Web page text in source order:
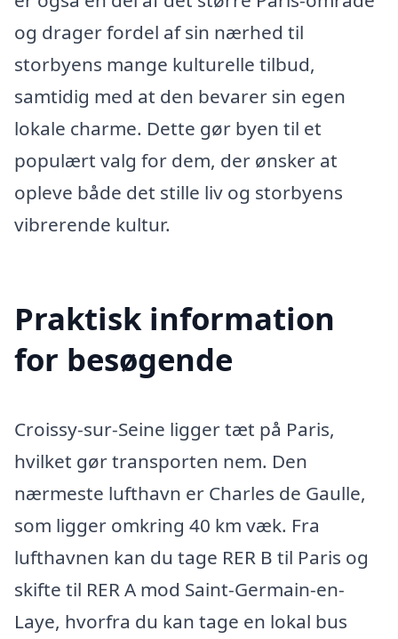
og drager fordel af sin nærhed til
storbyens mange kulturelle tilbud,
samtidig med at den bevarer sin egen
lokale charme. Dette gør byen til et
populært valg for dem, der ønsker at
opleve både det stille liv og storbyens
vibrerende kultur.
Praktisk information
for besøgende
Croissy-sur-Seine ligger tæt på Paris,
hvilket gør transporten nem. Den
nærmeste lufthavn er Charles de Gaulle,
som ligger omkring 40 km væk. Fra
lufthavnen kan du tage RER B til Paris og
skifte til RER A mod Saint-Germain-en-
Laye, hvorfra du kan tage en lokal bus